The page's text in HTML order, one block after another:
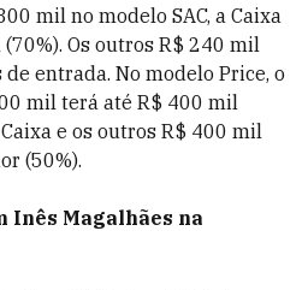
mil no modelo SAC, a Caixa
Os outros R$ 240 mil
entrada. No modelo Price, o
mil terá até R$ 400 mil
e os outros R$ 400 mil
(50%).
Inês Magalhães na